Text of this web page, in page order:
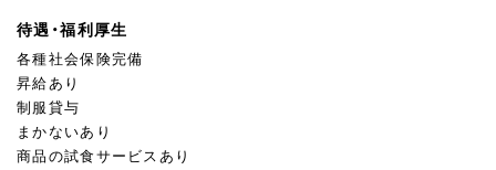
っています。
今はまだ、トルコ人のお客様が9割。でもこれからは、「日本のお客
様にも愛されるトルコ菓子店」へ。
そのためには、日本人の感性と味覚を知っているあなたの力が必
要です。
待遇・福利厚生
各種社会保険完備
昇給あり
制服貸与
まかないあり
商品の試食サービスあり